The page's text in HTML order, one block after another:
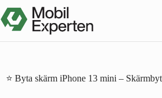
till
innehåll
⭐ Byta skärm iPhone 13 mini –